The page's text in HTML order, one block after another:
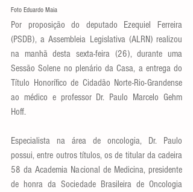
Foto Eduardo Maia
Por proposição do deputado Ezequiel Ferreira
(PSDB), a Assembleia Legislativa (ALRN) realizou
na manhã desta sexta-feira (26), durante uma
Sessão Solene no plenário da Casa, a entrega do
Título Honorífico de Cidadão Norte-Rio-Grandense
ao médico e professor Dr. Paulo Marcelo Gehm
Hoff.
Especialista na área de oncologia, Dr. Paulo
possui, entre outros títulos, os de titular da cadeira
58 da Academia Nacional de Medicina, presidente
de honra da Sociedade Brasileira de Oncologia